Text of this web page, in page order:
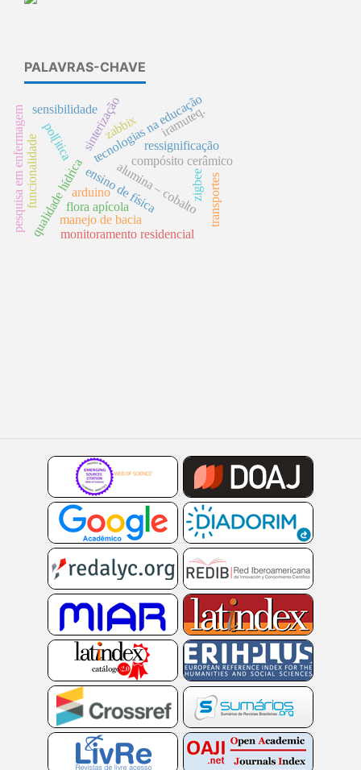
PALAVRAS-CHAVE
ensino de física
qualidade hídricamanejo de bacia
tecnologias na educação
compósito cerâmico
alumina – cobalto
sinterização
monitoramento residencial
zigbee
zabbix
pol[itica ressignificação
sensibilidade
pesquisa em enfermagem transportes
iramuteq.
flora apícola
funcionalidade arduino